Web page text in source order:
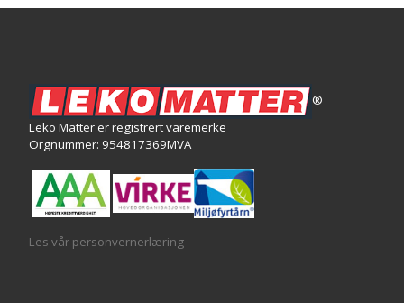
®
Leko Matter er registrert varemerke
Orgnummer: 954817369MVA
Les vår personvernerlæring